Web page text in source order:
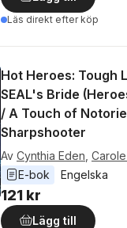
Läs direkt efter köp
Hot Heroes: Tough
SEAL's Bride
/ A Touch of
Sharpshooter
Av Cynthia Eden
E-bok
Engelska
121 kr
Lägg till